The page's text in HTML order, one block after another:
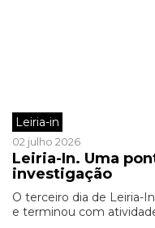
Leiria-in
02 julho 2026
Leiria-In. Uma
investigação
O terceiro dia de Leiria-
e terminou com